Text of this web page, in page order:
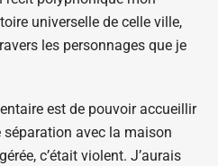
universelle de celle ville,
les personnages que je
est de pouvoir accueillir
séparation avec la maison
c’était violent. J’aurais